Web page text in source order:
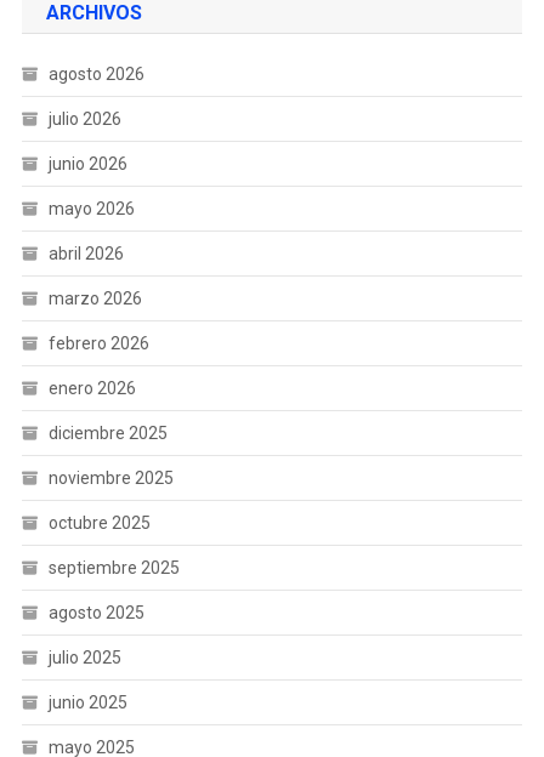
ARCHIVOS
agosto 2026
julio 2026
junio 2026
mayo 2026
abril 2026
marzo 2026
febrero 2026
enero 2026
diciembre 2025
noviembre 2025
octubre 2025
septiembre 2025
agosto 2025
julio 2025
junio 2025
mayo 2025